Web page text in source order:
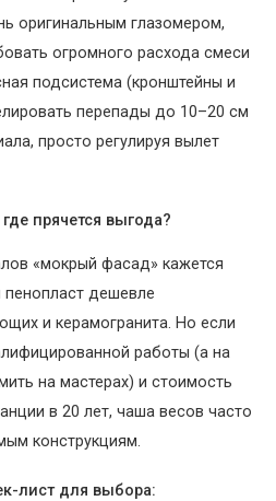
оригинальным глазомером,
огромного расхода смеси
подсистема (кронштейны и
перепады до 10–20 см
просто регулируя вылет
прячется выгода?
«мокрый фасад» кажется
дешевле
и керамогранита. Но если
работы (а на
на мастерах) и стоимость
в 20 лет, чаша весов часто
конструкциям.
лист для выбора: